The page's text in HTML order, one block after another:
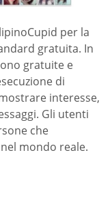
per la
gratuita. In
gratuite e
di
interesse,
Gli utenti
che
mondo reale.